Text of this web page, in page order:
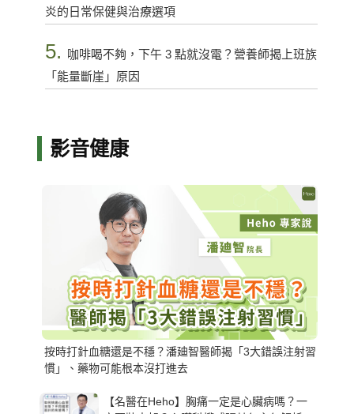
炎的日常保健與治療選項
5.
咖啡喝不夠，下午 3 點就沒電？營養師揭上班族
「能量斷崖」原因
影音健康
按時打針血糖還是不穩？潘廸智醫師揭「3大錯誤注射習
慣」、藥物可能根本沒打進去
【名醫在Heho】胸痛一定是心臟病嗎？一